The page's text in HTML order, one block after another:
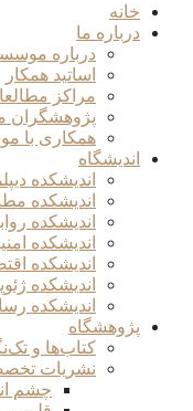
خانه
درباره ما
درباره
اساتید همکار
مراکز
پژوهشگران
همکاری با
اندیشگاه
اندیشکده
اندیشکده
اندیشکده
اندیشکده
اندیشکده
اندیشکده
اندیشکده
پژوهشگاه
کتاب‌ها و
نشریات
چشم